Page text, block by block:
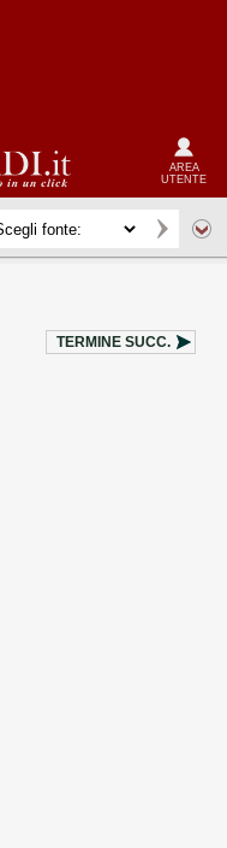
AREA
UTENTE
TERMINE SUCC.